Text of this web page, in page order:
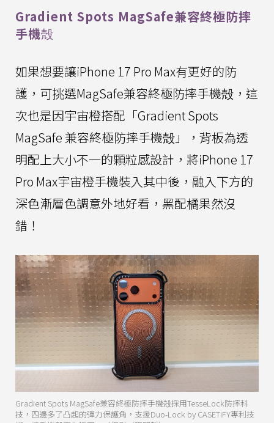
Gradient Spots MagSafe兼容終極防摔
手機殻
如果想要讓iPhone 17 Pro Max有更好的防
護，可挑選MagSafe兼容終極防摔手機殻，這
次也是因宇宙橙搭配「Gradient Spots
MagSafe 兼容終極防摔手機殻」，背板為透
明配上大小不一的顆粒感設計，將iPhone 17
Pro Max宇宙橙手機裝入其中後，融入下方的
深色漸層色調意外地好看，黑配橘果然沒
錯！
Gradient Spots MagSafe兼容終極防摔手機殻採用TesseLock防摔科
技，四邊多了凸起的彈力保護角，支援Duo-Lock by CASETiFY專利技